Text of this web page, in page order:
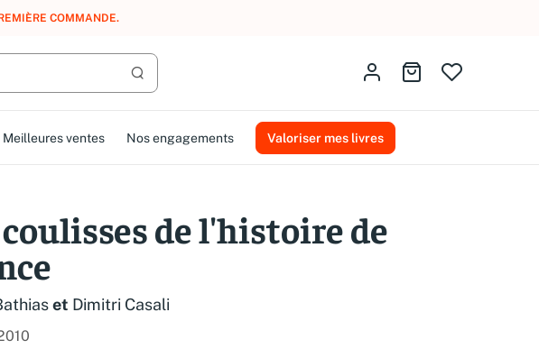
LE CLUB AMMAREAL.
Lancer la recherche
Identifiez-vousAller au panier
Meilleures ventes Nos engagements Valoriser mes livres
coulisses de l'histoire de
et Dimitri Casali